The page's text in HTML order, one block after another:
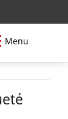
Menu